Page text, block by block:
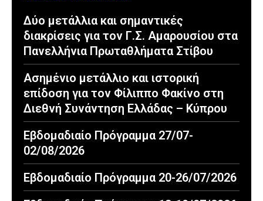
Δύο μετάλλια και σημαντικές
διακρίσεις για τον Γ.Σ. Αμαρουσίου στα
Πανελλήνια Πρωταθλήματα Στίβου
Ασημένιο μετάλλιο και ιστορική
επίδοση για τον Φίλιππο Φακίνο στη
Διεθνή Συνάντηση Ελλάδας – Κύπρου
Εβδομαδιαίο Πρόγραμμα 27/07-
02/08/2026
Εβδομαδιαίο Πρόγραμμα 20-26/07/2026